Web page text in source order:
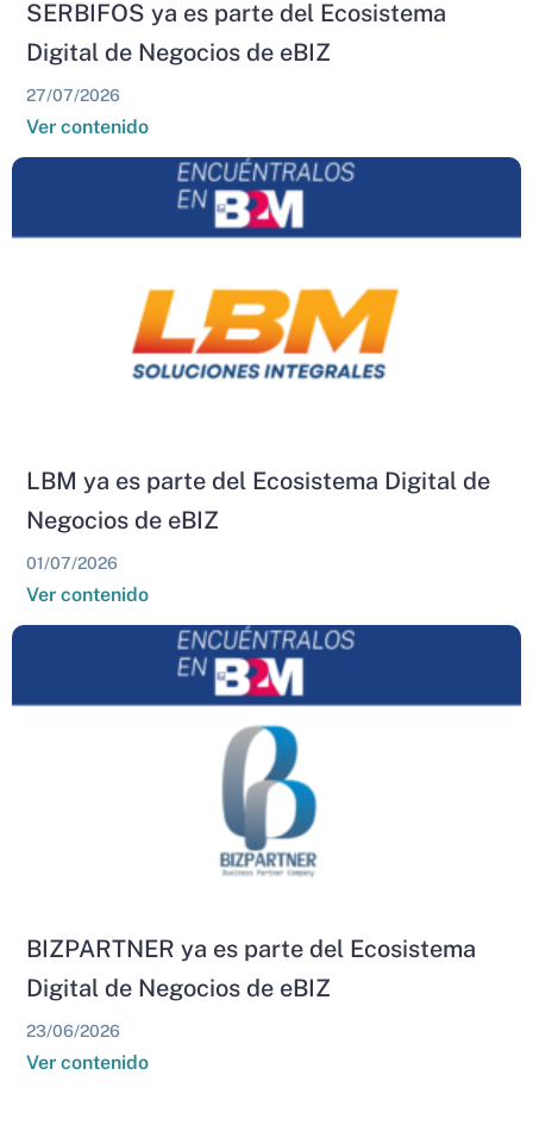
SERBIFOS ya es parte del Ecosistema
Digital de Negocios de eBIZ
27/07/2026
Ver contenido
LBM ya es parte del Ecosistema Digital de
Negocios de eBIZ
01/07/2026
Ver contenido
BIZPARTNER ya es parte del Ecosistema
Digital de Negocios de eBIZ
23/06/2026
Ver contenido